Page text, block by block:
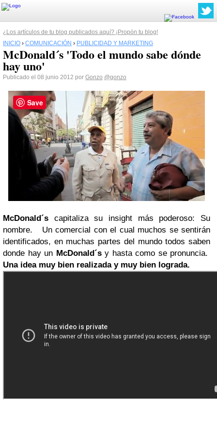
¿Los artículos de tu blog publicados aquí? ¡Propón tu blog!
INICIO › COMUNICACIÓN › PUBLICIDAD Y MARKETING
McDonald´s 'Todo el mundo sabe dónde
hay uno'
Publicado el 08 junio 2012 por Gonzo @gonzo
McDonald´s capitaliza su insight más poderoso: Su
nombre. Un comercial con el cual muchos se sentirán
identificados, en muchas partes del mundo todos saben
donde hay un McDonald´sy hasta como se pronuncia.
Una idea muy bien realizada y muy bien lograda.
Save